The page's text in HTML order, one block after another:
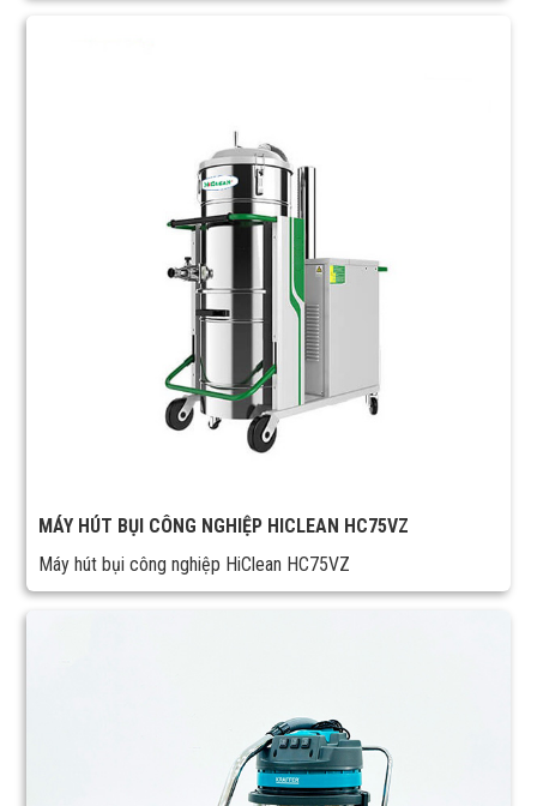
MÁY HÚT BỤI CÔNG NGHIỆP HICLEAN HC75VZ
Máy hút bụi công nghiệp HiClean HC75VZ